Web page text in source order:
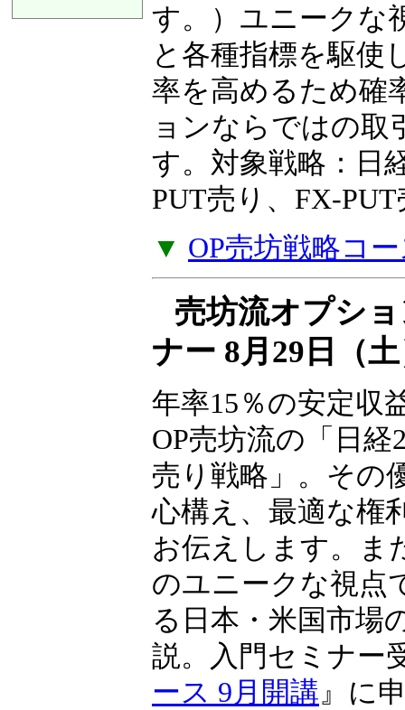
では「2」以上で
す。）ユニークな
と各種指標を駆使
率を高めるため確
ョンならではの取
す。対象戦略：日
PUT売り、FX-
▼ OP売坊戦略コ
売坊流オプシ
ナー 8月29日（
年率15％の安定収
OP売坊流の「日経
売り戦略」。その
心構え、最適な権
お伝えします。ま
のユニークな視点
る日本・米国市場
説。入門セミナー